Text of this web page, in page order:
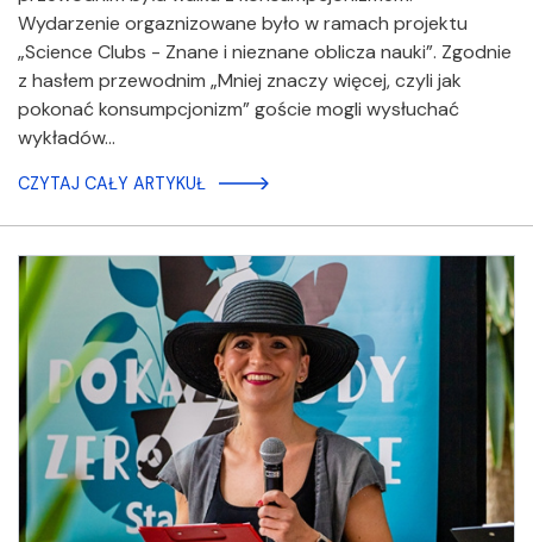
Wydarzenie orgaznizowane było w ramach projektu
„Science Clubs - Znane i nieznane oblicza nauki”. Zgodnie
z hasłem przewodnim „Mniej znaczy więcej, czyli jak
pokonać konsumpcjonizm” goście mogli wysłuchać
wykładów…
CZYTAJ CAŁY ARTYKUŁ